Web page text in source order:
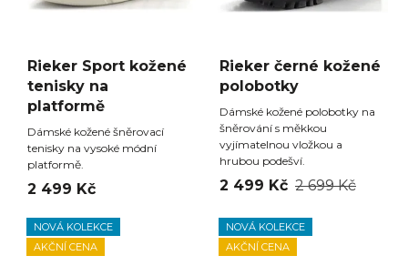
Rieker Sport kožené
tenisky na
platformě
Dámské kožené šněrovací
tenisky na vysoké módní
platformě.
2 499 Kč
Rieker černé kožené
polobotky
Dámské kožené polobotky na
šněrování s měkkou
vyjímatelnou vložkou a
hrubou podešví.
2 499 Kč 2 699 Kč
NOVÁ KOLEKCE
AKČNÍ CENA
NOVÁ KOLEKCE
AKČNÍ CENA